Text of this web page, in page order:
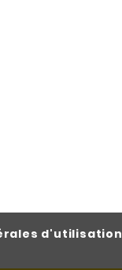
d'utilisation